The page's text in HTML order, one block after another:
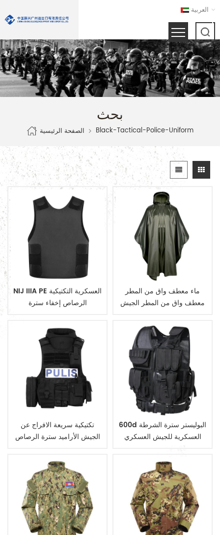
العربية
بحث
الصفحة الرئيسية Black-Tactical-Police-Uniform
NIJ IIIA PE العسكرية التكتيكية
الرصاص إخفاء سترة
ماء معطف واق من المطر
معطف واق من المطر الجيش
تكتيكية سريعة الافراج عن
الجيش الأراميد سترة الرصاص
600d البوليستر سترة الشرطة
العسكرية للجيش العسكري